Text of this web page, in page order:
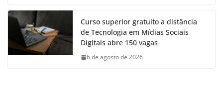
Curso superior gratuito a distância
de Tecnologia em Mídias Sociais
Digitais abre 150 vagas
6 de agosto de 2026